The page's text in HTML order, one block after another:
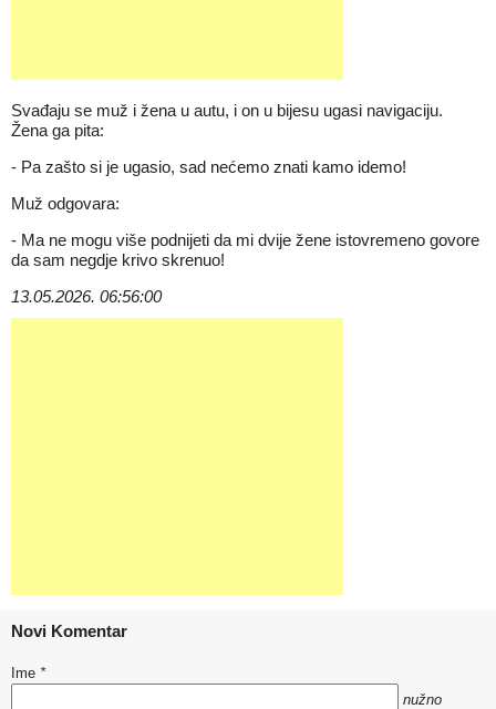
Svađaju se muž i žena u autu, i on u bijesu ugasi navigaciju.
Žena ga pita:
- Pa zašto si je ugasio, sad nećemo znati kamo idemo!
Muž odgovara:
- Ma ne mogu više podnijeti da mi dvije žene istovremeno govore
da sam negdje krivo skrenuo!
13.05.2026. 06:56:00
Novi Komentar
Ime *
nužno